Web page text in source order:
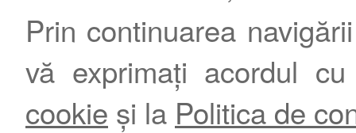
Prin continuarea
vă exprimați acordul
cookie și la Politica de